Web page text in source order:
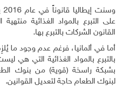
على التبرع بالمواد الغذائية
القانون الشركات بالتبرع بها.
أما في ألمانيا، فرغم عدم وجود ما
بالتبرع بالمواد الغذائية التي هي
بشبكة راسخة (قوية) من بنوك
لبنوك الطعام حاجة لتعديل القوانين.